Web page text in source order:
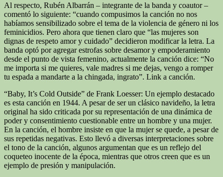
Al respecto, Rubén Albarrán – integrante de la banda y coautor –
comentó lo siguiente: “cuando compusimos la canción no nos
habíamos sensibilizado sobre el tema de la violencia de género ni los
feminicidios. Pero ahora que tienen claro que “las mujeres son
dignas de respeto amor y cuidado” decidieron modificar la letra. La
banda optó por agregar estrofas sobre desamor y empoderamiento
desde el punto de vista femenino, actualmente la canción dice: “No
me importa si me quieres, vale madres si me dejas, vengo a romper
tu espada a mandarte a la chingada, ingrato”. Link a canción.
“Baby, It’s Cold Outside” de Frank Loesser: Un ejemplo destacado
es esta canción en 1944. A pesar de ser un clásico navideño, la letra
original ha sido criticada por su representación de una dinámica de
poder y consentimiento cuestionable entre un hombre y una mujer.
En la canción, el hombre insiste en que la mujer se quede, a pesar de
sus repetidas negativas. Esto llevó a diversas interpretaciones sobre
el tono de la canción, algunos argumentan que es un reflejo del
coqueteo inocente de la época, mientras que otros creen que es un
ejemplo de presión y manipulación.